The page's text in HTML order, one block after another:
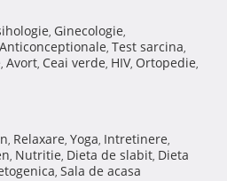
, Ginecologie,
Anticonceptionale, Test sarcina,
, Avort, Ceai verde, HIV, Ortopedie,
, Relaxare, Yoga, Intretinere,
, Nutritie, Dieta de slabit, Dieta
, Sala de acasa